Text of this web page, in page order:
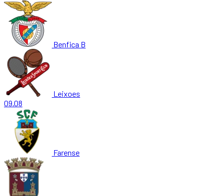
Benfica B
Leixoes
09.08
Farense